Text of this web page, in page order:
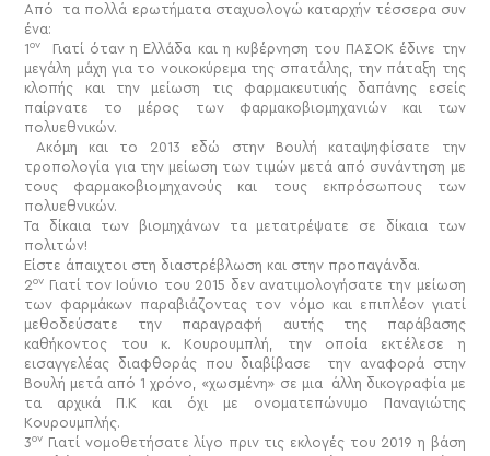
Από τα πολλά ερωτήματα σταχυολογώ καταρχήν τέσσερα συν
ένα:
1ον
Γιατί όταν η Ελλάδα και η κυβέρνηση του ΠΑΣΟΚ έδινε την
μεγάλη μάχη για το νοικοκύρεμα της σπατάλης, την πάταξη της
κλοπής και την μείωση τις φαρμακευτικής δαπάνης εσείς
παίρνατε το μέρος των φαρμακοβιομηχανιών και των
πολυεθνικών.
Ακόμη και το 2013 εδώ στην Βουλή καταψηφίσατε την
τροπολογία για την μείωση των τιμών μετά από συνάντηση με
τους φαρμακοβιομηχανούς και τους εκπρόσωπους των
πολυεθνικών.
Τα δίκαια των βιομηχάνων τα μετατρέψατε σε δίκαια των
πολιτών!
Είστε άπαιχτοι στη διαστρέβλωση και στην προπαγάνδα.
2ον Γιατί τον Ιούνιο του 2015 δεν ανατιμολογήσατε την μείωση
των φαρμάκων παραβιάζοντας τον νόμο και επιπλέον γιατί
μεθοδεύσατε την παραγραφή αυτής της παράβασης
καθήκοντος του κ. Κουρουμπλή, την οποία εκτέλεσε η
εισαγγελέας διαφθοράς που διαβίβασε την αναφορά στην
Βουλή μετά από 1 χρόνο, «χωσμένη» σε μια άλλη δικογραφία με
τα αρχικά Π.Κ και όχι με ονοματεπώνυμο Παναγιώτης
Κουρουμπλής.
3ον Γιατί νομοθετήσατε λίγο πριν τις εκλογές του 2019 η βάση